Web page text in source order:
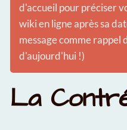
d'accueil pour préciser
wiki en ligne après sa
message comme rappel
d'aujourd'hui !)
La